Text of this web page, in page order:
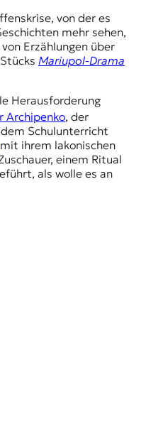
von der es
mehr sehen,
Erzählungen über
Mariupol-Drama
Herausforderung
Archipenko, der
Schulunterricht
ihrem lakonischen
einem Ritual
als wolle es an